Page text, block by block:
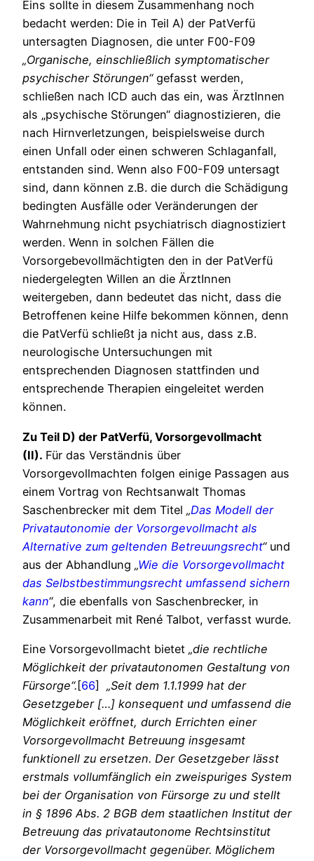
Eins sollte in diesem Zusammenhang noch
bedacht werden: Die in Teil A) der PatVerfü
untersagten Diagnosen, die unter F00-F09
„Organische, einschließlich symptomatischer
psychischer Störungen“gefasst werden,
schließen nach ICD auch das ein, was ÄrztInnen
als „psychische Störungen“ diagnostizieren, die
nach Hirnverletzungen, beispielsweise durch
einen Unfall oder einen schweren Schlaganfall,
entstanden sind. Wenn also F00-F09 untersagt
sind, dann können z.B. die durch die Schädigung
bedingten Ausfälle oder Veränderungen der
Wahrnehmung nicht psychiatrisch diagnostiziert
werden. Wenn in solchen Fällen die
Vorsorgebevollmächtigten den in der PatVerfü
niedergelegten Willen an die ÄrztInnen
weitergeben, dann bedeutet das nicht, dass die
Betroffenen keine Hilfe bekommen können, denn
die PatVerfü schließt ja nicht aus, dass z.B.
neurologische Untersuchungen mit
entsprechenden Diagnosen stattfinden und
entsprechende Therapien eingeleitet werden
können.
Zu Teil D) der PatVerfü, Vorsorgevollmacht
(II). Für das Verständnis über
Vorsorgevollmachten folgen einige Passagen aus
einem Vortrag von Rechtsanwalt Thomas
Saschenbrecker mit dem Titel „Das Modell der
Privatautonomie der Vorsorgevollmacht als
Alternative zum geltenden Betreuungsrecht“und
aus der Abhandlung „Wie die Vorsorgevollmacht
das Selbstbestimmungsrecht umfassend sichern
kann“, die ebenfalls von Saschenbrecker, in
Zusammenarbeit mit René Talbot, verfasst wurde.
Eine Vorsorgevollmacht bietet „die rechtliche
Möglichkeit der privatautonomen Gestaltung von
Fürsorge“.[66] „Seit dem 1.1.1999 hat der
Gesetzgeber […] konsequent und umfassend die
Möglichkeit eröffnet, durch Errichten einer
Vorsorgevollmacht Betreuung insgesamt
funktionell zu ersetzen. Der Gesetzgeber lässt
erstmals vollumfänglich ein zweispuriges System
bei der Organisation von Fürsorge zu und stellt
in § 1896 Abs. 2 BGB dem staatlichen Institut der
Betreuung das privatautonome Rechtsinstitut
der Vorsorgevollmacht gegenüber. Möglichem